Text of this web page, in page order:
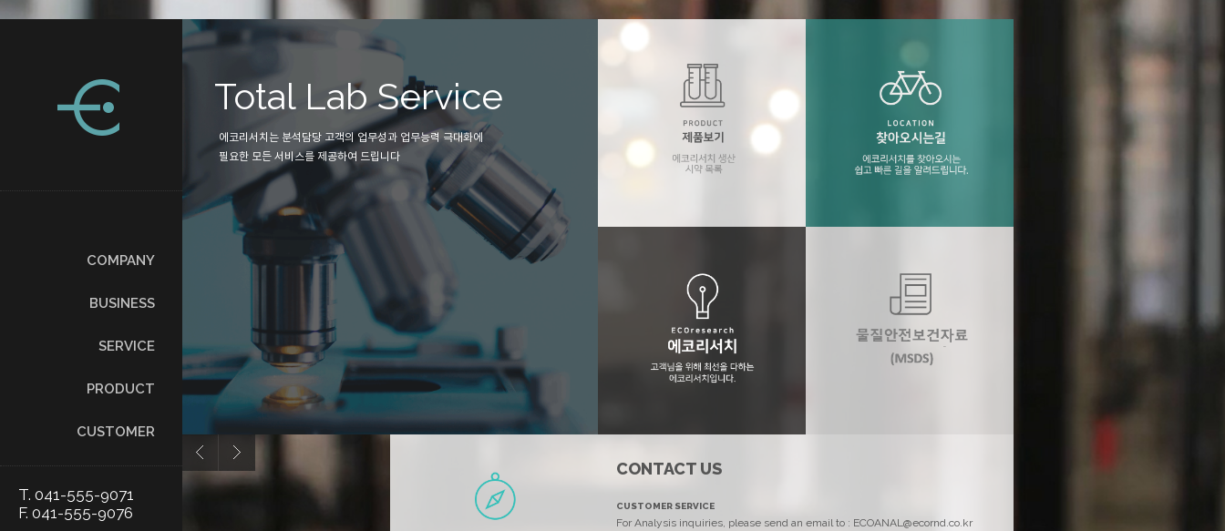
COMPANY
BUSINESS
SERVICE
PRODUCT
CUSTOMER
T. 041-555-9071
F. 041-555-9076
Total Lab Service
에코리서치는 분석담당 고객의 업무성과 업무능력 극대화에
필요한 모든 서비스를 제공하여 드립니다
Technoloy
에코리서치는 극미량 오염관리 및 관련기술과 더불어 분석에
필요한 모든 설비(초순수제조기, 전처리 장비 등) / 용기 / 고
순도시약 등을 종합적으로 제공합니다.
에코리서치 제품보기
에코리서치의 생산 시약목록 입니다..
에코리서치
고객을 위해 최선을 다하는 에코리서치입니다.. MSDS 및 시약정보요약서 다운로드
찾아오시는길
에코리서치를 찾아오시는 쉽고 빠른 길을 알려
드립니다.
CONTACT US
CUSTOMER SERVICE
For Analysis inquiries, please send an email to : ECOANAL@ecornd.co.kr